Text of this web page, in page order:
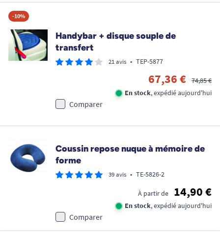
-10%
Handybar + disque souple de
transfert
21 avis • TEP-5877
67,36 €
74,85 €
En stock, expédié aujourd'hui
Comparer
Coussin repose nuque à mémoire de
forme
39 avis • TE-5826-2
À partir de 14,90 €
En stock, expédié aujourd'hui
Comparer